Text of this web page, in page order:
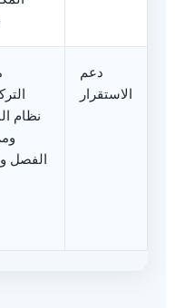
دعم
الاستقرار
نظام
الفصل